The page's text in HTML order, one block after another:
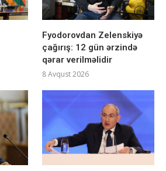
Fyodorovdan Zelenskiyə
çağırış: 12 gün ərzində
qərar verilməlidir
8 Avqust 2026